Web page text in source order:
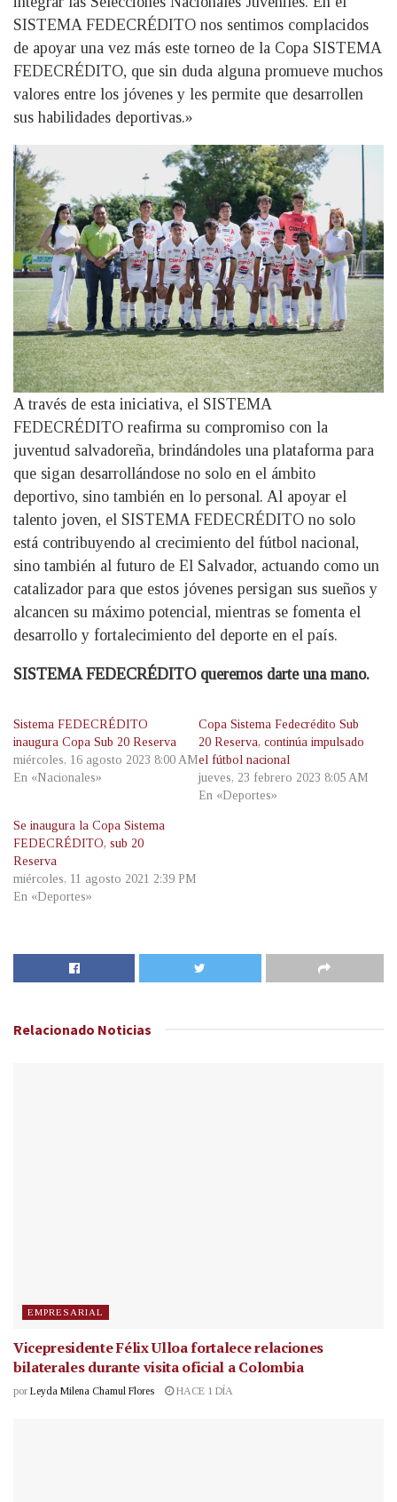
SISTEMA FEDECRÉDITO nos sentimos complacidos
de apoyar una vez más este torneo de la Copa SISTEMA
FEDECRÉDITO, que sin duda alguna promueve muchos
valores entre los jóvenes y les permite que desarrollen
sus habilidades deportivas.»
A través de esta iniciativa, el SISTEMA
FEDECRÉDITO reafirma su compromiso con la
juventud salvadoreña, brindándoles una plataforma para
que sigan desarrollándose no solo en el ámbito
deportivo, sino también en lo personal. Al apoyar el
talento joven, el SISTEMA FEDECRÉDITO no solo
está contribuyendo al crecimiento del fútbol nacional,
sino también al futuro de El Salvador, actuando como un
catalizador para que estos jóvenes persigan sus sueños y
alcancen su máximo potencial, mientras se fomenta el
desarrollo y fortalecimiento del deporte en el país.
SISTEMA FEDECRÉDITOqueremos darte una mano.
Sistema FEDECRÉDITO
inaugura Copa Sub 20 Reserva
miércoles, 16 agosto 2023 8:00 AM
En «Nacionales»
Copa Sistema Fedecrédito Sub
20 Reserva, continúa impulsado
el fútbol nacional
jueves, 23 febrero 2023 8:05 AM
En «Deportes»
Se inaugura la Copa Sistema
FEDECRÉDITO, sub 20
Reserva
miércoles, 11 agosto 2021 2:39 PM
En «Deportes»
Relacionado Noticias
EMPRESARIAL
Vicepresidente Félix Ulloa fortalece relaciones
bilaterales durante visita oficial a Colombia
por Leyda Milena Chamul Flores HACE 1 DÍA